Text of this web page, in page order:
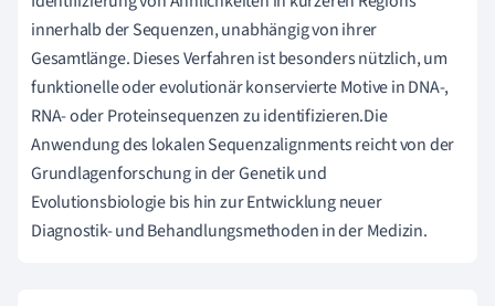
innerhalb der Sequenzen, unabhängig von ihrer
Gesamtlänge. Dieses Verfahren ist besonders nützlich, um
funktionelle oder evolutionär konservierte Motive in DNA-,
RNA- oder Proteinsequenzen zu identifizieren.Die
Anwendung des lokalen Sequenzalignments reicht von der
Grundlagenforschung in der Genetik und
Evolutionsbiologie bis hin zur Entwicklung neuer
Diagnostik- und Behandlungsmethoden in der Medizin.